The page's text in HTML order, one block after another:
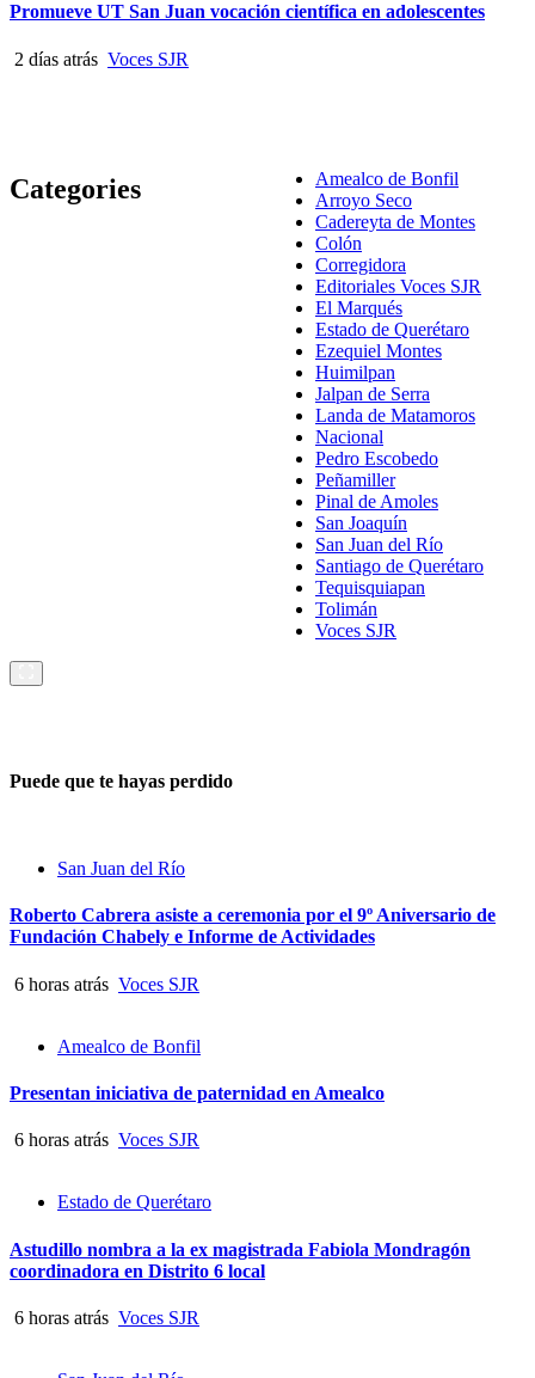
Promueve UT San Juan vocación científica en adolescentes
2 días atrás Voces SJR
Categories
Amealco de Bonfil
Arroyo Seco
Cadereyta de Montes
Colón
Corregidora
Editoriales Voces SJR
El Marqués
Estado de Querétaro
Ezequiel Montes
Huimilpan
Jalpan de Serra
Landa de Matamoros
Nacional
Pedro Escobedo
Peñamiller
Pinal de Amoles
San Joaquín
San Juan del Río
Santiago de Querétaro
Tequisquiapan
Tolimán
Voces SJR
Puede que te hayas perdido
San Juan del Río
Roberto Cabrera asiste a ceremonia por el 9º Aniversario de
Fundación Chabely e Informe de Actividades
6 horas atrás Voces SJR
Amealco de Bonfil
Presentan iniciativa de paternidad en Amealco
6 horas atrás Voces SJR
Estado de Querétaro
Astudillo nombra a la ex magistrada Fabiola Mondragón
coordinadora en Distrito 6 local
6 horas atrás Voces SJR